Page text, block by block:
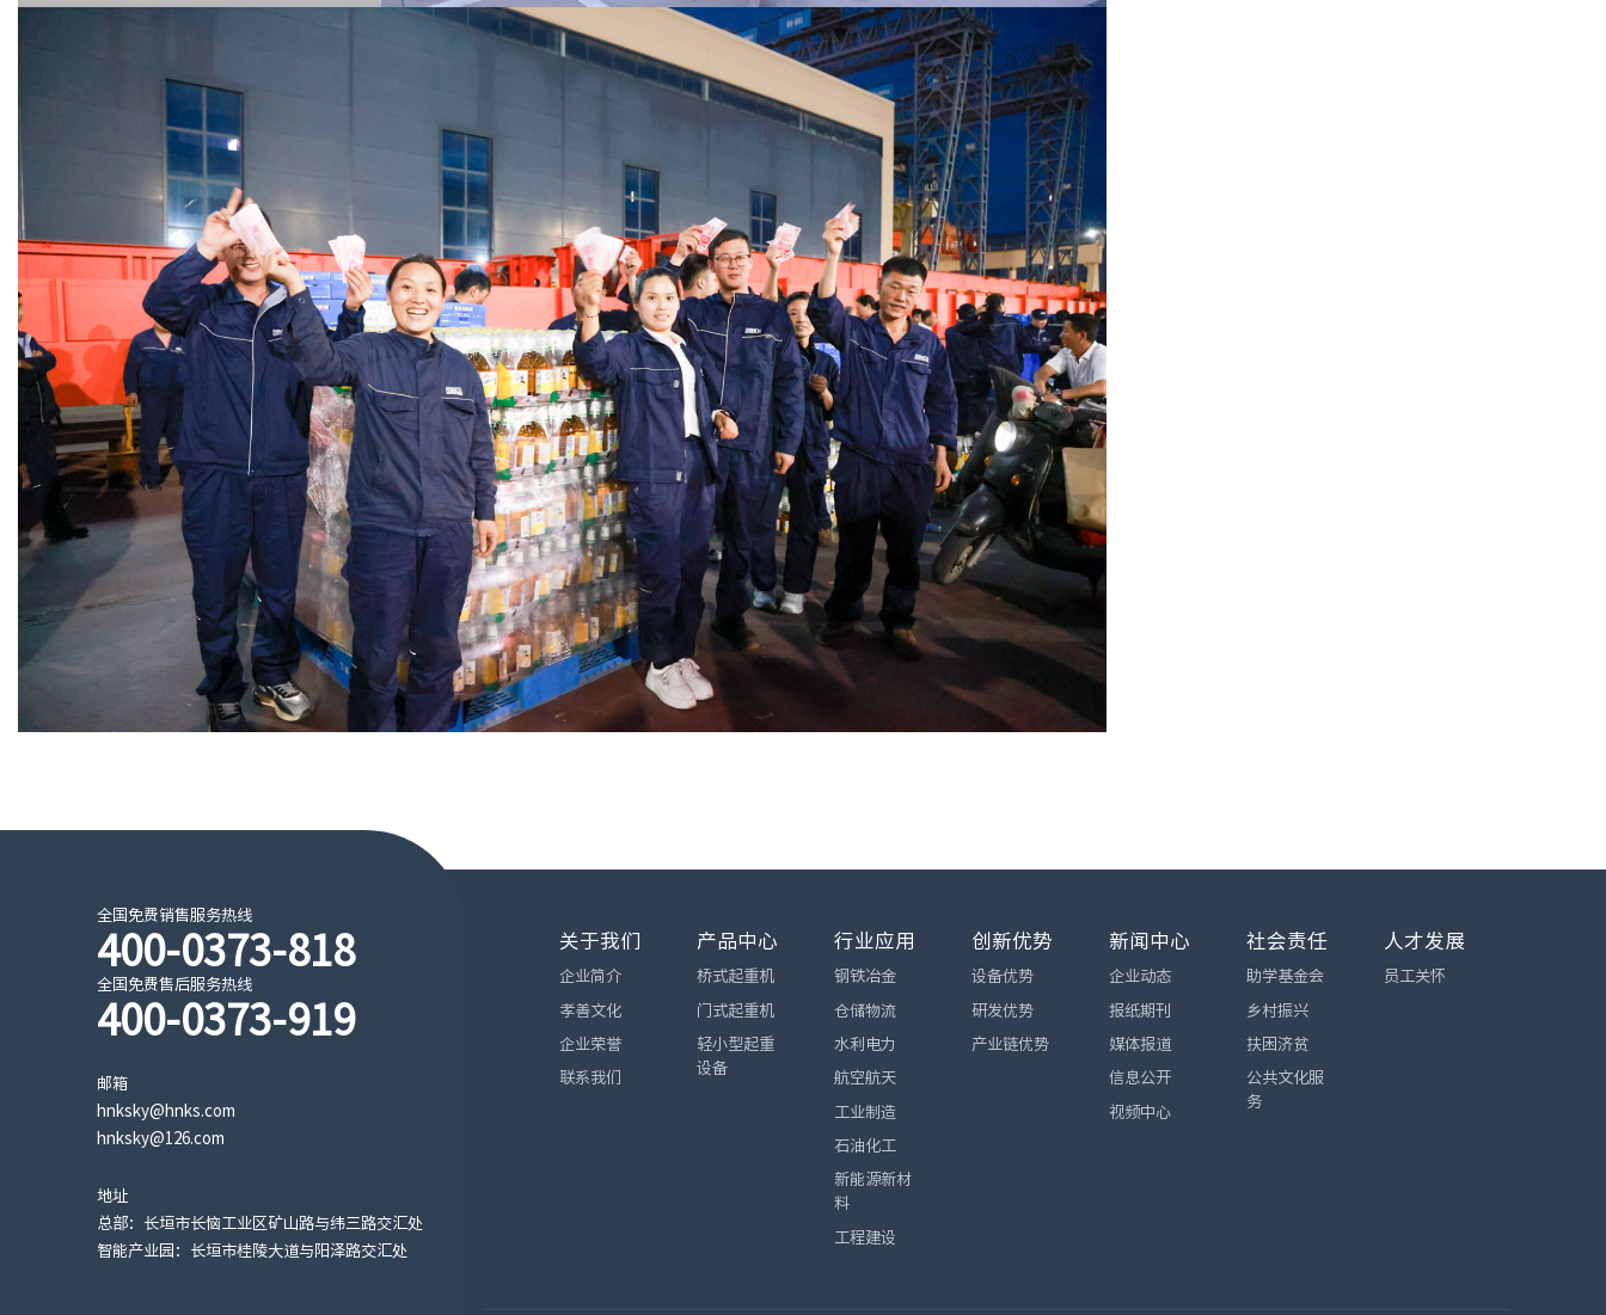
全国免费销售服务热线
400-0373-818
全国免费售后服务热线
400-0373-919
邮箱
hnksky@hnks.com
hnksky@126.com
地址
总部：长垣市长恼工业区矿山路与纬三路交汇处
智能产业园：长垣市桂陵大道与阳泽路交汇处
关于我们
企业简介
孝善文化
企业荣誉
联系我们
产品中心
桥式起重机
门式起重机
轻小型起重
设备
行业应用
钢铁冶金
仓储物流
水利电力
航空航天
工业制造
石油化工
新能源新材
料
工程建设
创新优势
设备优势
研发优势
产业链优势
新闻中心
企业动态
报纸期刊
媒体报道
信息公开
视频中心
社会责任
助学基金会
乡村振兴
扶困济贫
公共文化服
务
人才发展
员工关怀